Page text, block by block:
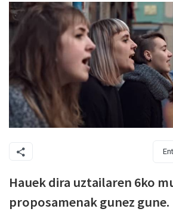
Hauek dira uztailaren 6ko
proposamenak gunez gune.